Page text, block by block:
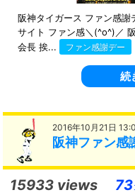
阪神タイガース ファン感
サイト ファン感＼(^o^)／
会長 挨...
ファン感謝デー
続
2016年10月21日
阪神ファン感
15933 views 73